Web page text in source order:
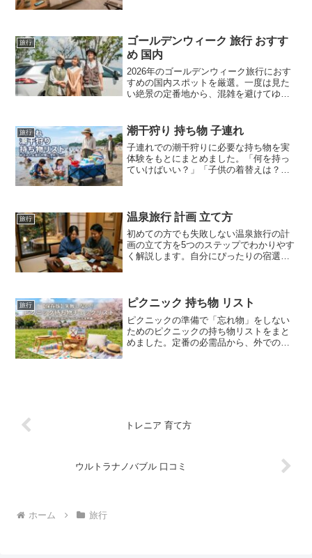
ホテルの魅力を客観的に比較していま
す。満室になる前に、おすすめのプラン
をチェックして最高のパーク体験を準備
しましょう。
旅行
ゴールデンウィーク 旅行 おすす
め 国内
2026年のゴールデンウィーク旅行におす
すめの国内スポットを厳選。一度は見た
い絶景の定番地から、混雑を避けてゆっ
解説します。あなたにぴったりの旅先が
きっと見つかります。
旅行 潮干狩り 持ち物 子連れ
子連れでの潮干狩りに必要な持ち物を実
体験をもとにまとめました。「何を持っ
ていけばいい？」「子供の着替えは？」
持ち物リストとして、お出かけ前にぜひ
チェックしてください。
旅行 温泉旅行 計画 立て方
初めての方でも失敗しない温泉旅行の計
画の立て方を5つのステップでわかりやす
く解説します。自分にぴったりの宿選び
記事を参考に、最高のリラックスタイム
をプロデュースしましょう。
旅行 ピクニック 持ち物 リスト
ピクニックの準備で「忘れ物」をしない
ためのピクニックの持ち物リストをまと
めました。定番の必需品から、外での食
トレニア 育て方
ウルトラナノバブル 口コミ
ホーム 旅行